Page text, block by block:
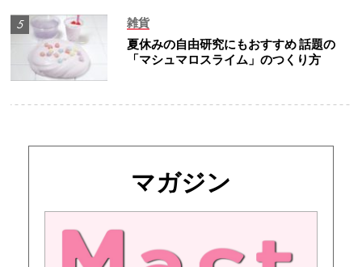
雑貨
夏休みの自由研究にもおすすめ 話題の
「マシュマロスライム」のつくり方
マガジン